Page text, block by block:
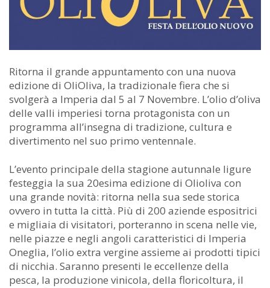
Ritorna il grande appuntamento con una nuova
edizione di OliOliva, la tradizionale fiera che si
svolgerà a Imperia dal 5 al 7 Novembre. L’olio d’oliva
delle valli imperiesi torna protagonista con un
programma all’insegna di tradizione, cultura e
divertimento nel suo primo ventennale.
L’evento principale della stagione autunnale ligure
festeggia la sua 20esima edizione di Olioliva con
una grande novità: ritorna nella sua sede storica
ovvero in tutta la città. Più di 200 aziende espositrici
e migliaia di visitatori, porteranno in scena nelle vie,
nelle piazze e negli angoli caratteristici di Imperia
Oneglia, l’olio extra vergine assieme ai prodotti tipici
di nicchia. Saranno presenti le eccellenze della
pesca, la produzione vinicola, della floricoltura, il